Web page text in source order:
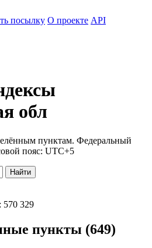
посылку О проекте API
обл
пунктам. Федеральный
пояс: UTC+5
Найти
570 329
пункты (649)